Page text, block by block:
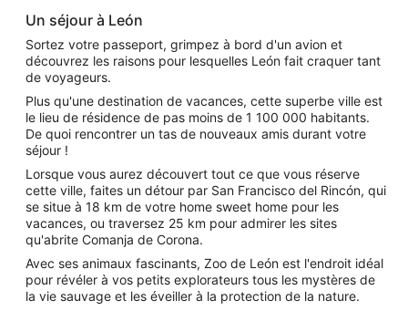
Un séjour à León
Sortez votre passeport, grimpez à bord d'un avion et
découvrez les raisons pour lesquelles León fait craquer tant
de voyageurs.
Plus qu'une destination de vacances, cette superbe ville est
le lieu de résidence de pas moins de 1 100 000 habitants.
De quoi rencontrer un tas de nouveaux amis durant votre
séjour !
Lorsque vous aurez découvert tout ce que vous réserve
cette ville, faites un détour par San Francisco del Rincón, qui
se situe à 18 km de votre home sweet home pour les
vacances, ou traversez 25 km pour admirer les sites
qu'abrite Comanja de Corona.
Avec ses animaux fascinants, Zoo de León est l'endroit idéal
pour révéler à vos petits explorateurs tous les mystères de
la vie sauvage et les éveiller à la protection de la nature.